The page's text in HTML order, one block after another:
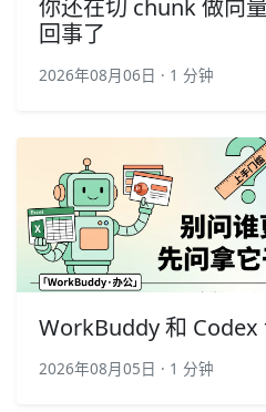
你还在切 chunk 做向
回事了
2026年08月06日 · 1 分钟
WorkBuddy 和 Codex
2026年08月05日 · 1 分钟